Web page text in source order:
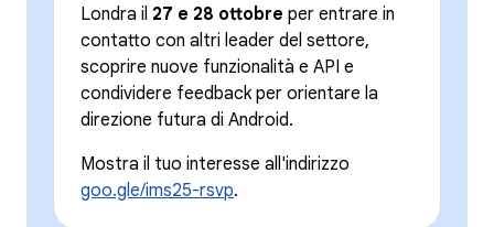
Londra il 27 e 28 ottobre per entrare in
contatto con altri leader del settore,
scoprire nuove funzionalità e API e
condividere feedback per orientare la
direzione futura di Android.
Mostra il tuo interesse all'indirizzo
goo.gle/ims25-rsvp.